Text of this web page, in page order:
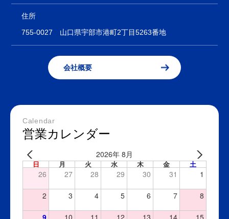
住所
755-0027 山口県宇部市港町2丁目5263番地
会社概要
Calendar
営業カレンダー
2026年 8月
日 月 火 水 木 金 土
26 27 28 29 30 31 1
2 3 4 5 6 7 8